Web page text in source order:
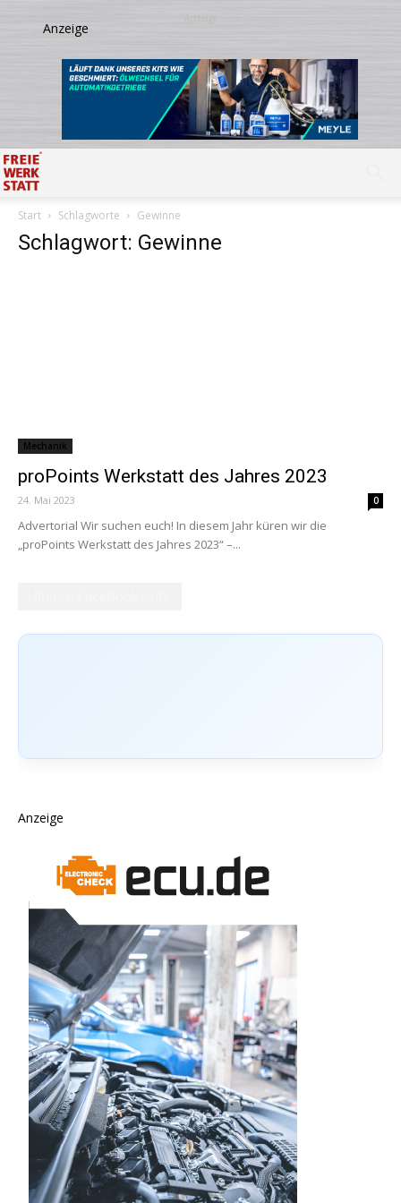
Start Schlagworte Gewinne
Schlagwort: Gewinne
Mechanik
proPoints Werkstatt des Jahres 2023
24. Mai 2023 0
Advertorial Wir suchen euch! In diesem Jahr küren wir die
„proPoints Werkstatt des Jahres 2023“ –...
Anzeige